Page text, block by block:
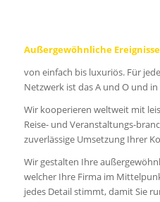
Außergewöhnliche Ereignisse
von einfach bis luxuriös. Für
Netzwerk ist das A und O und
Wir kooperieren weltweit mit
Reise- und Veranstaltungs-
zuverlässige Umsetzung Ihrer
Wir gestalten Ihre
welcher Ihre Firma im
jedes Detail stimmt, damit Sie